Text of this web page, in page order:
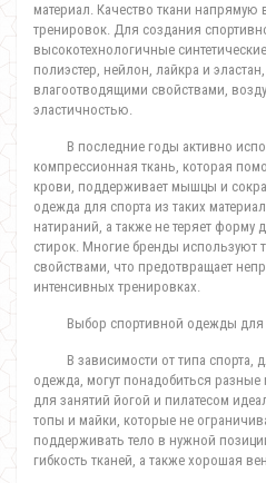
материал. Качество ткани
тренировок. Для создания
высокотехнологичные
полиэстер, нейлон, лайкра и
влагоотводящими свойствами,
эластичностью.
В последние годы активно
компрессионная ткань, которая
крови, поддерживает мышцы и
одежда для спорта из таких
натираний, а также не теряет
стирок. Многие бренды используют
свойствами, что предотвращает
интенсивных тренировках.
Выбор спортивной одежды
В зависимости от типа спорта,
одежда, могут понадобиться
для занятий йогой и пилатесом
топы и майки, которые не
поддерживать тело в нужной
гибкость тканей, а также хорошая